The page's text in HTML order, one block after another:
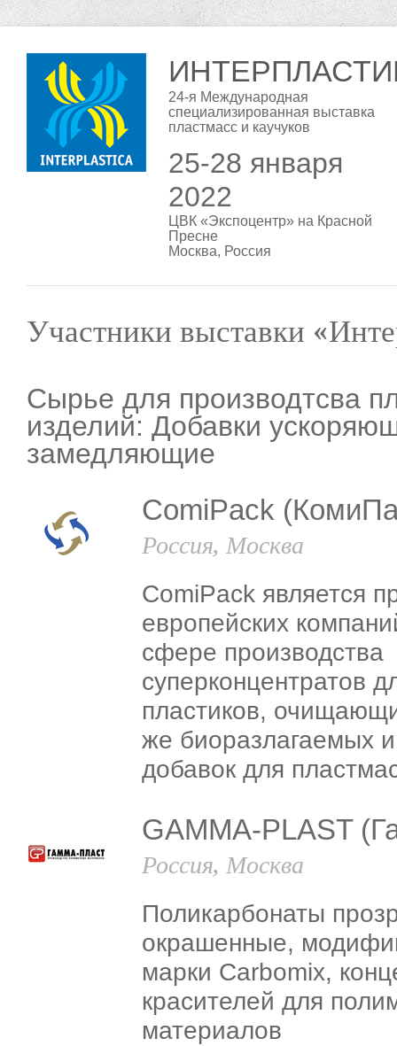
24-я Международная
специализированная выставка
пластмасс и каучуков
25-28 января
2022
ЦВК «Экспоцентр» на Красной
Пресне
Москва, Россия
Участники выставки
Сырье для производтсва
изделий: Добавки
замедляющие
ComiPack
Россия, Москва
ComiPack является
европейских
сфере производства
суперконцентратов
пластиков,
же биоразлагаемых и
добавок для
GAMMA-PLAST
Россия, Москва
Поликарбонаты
окрашенные,
марки Carbomix,
красителей для
материалов